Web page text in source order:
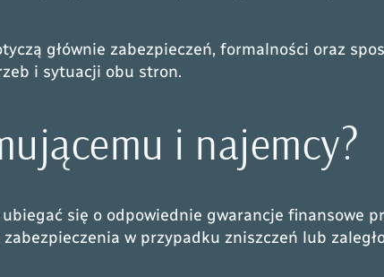
głównie zabezpieczeń, formalności oraz
i sytuacji obu stron.
i najemcy?
się o odpowiednie gwarancje finansowe
w przypadku zniszczeń lub